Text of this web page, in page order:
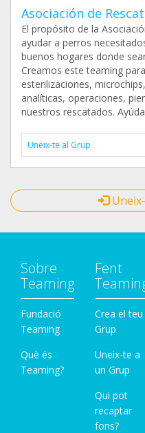
Asociación de
El propósito de la
ayudar a perros
buenos hogares donde
Creamos este teaming
esterilizaciones,
analíticas, operaciones,
nuestros rescatados.
Uneix-te al Grup
Sobre
Teaming
Fundació
Teaming
Què és
Teaming?
Fent
Crea el teu
Grup
Uneix-te a
un Grup
Qui pot
recaptar
fons?